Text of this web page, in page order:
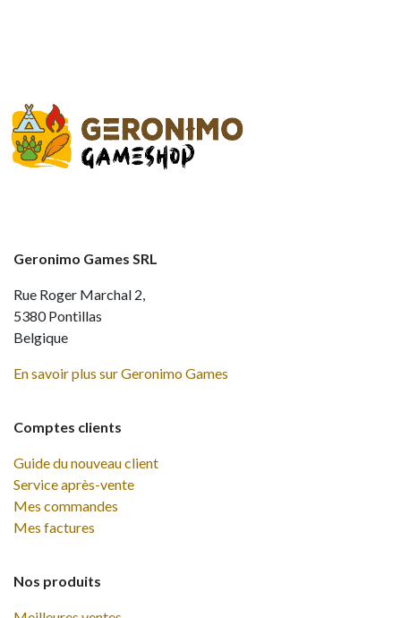
Comptes clients
Guide du nouveau client
Service après-vente
Mes commandes
Mes factures
Nos produits
Geronimo Games SRL
Rue Roger Marchal 2,
5380 Pontillas
Belgique
En savoir plus sur Geronimo Games